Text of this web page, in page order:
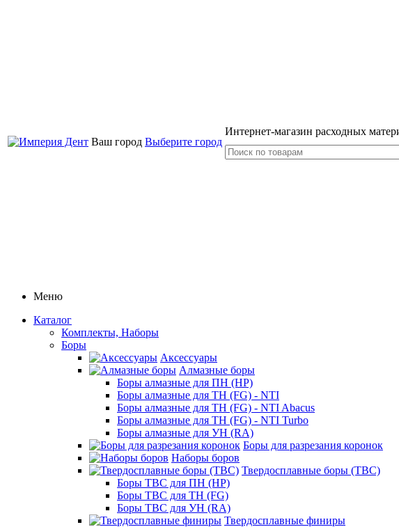
Ваш город Выберите город
Интернет-магазин расходных
Меню
Каталог
Комплекты, Наборы
Боры
Аксессуары
Алмазные боры
Боры алмазные для ПН (HP)
Боры алмазные для ТН (FG) - NTI
Боры алмазные для ТН (FG) - NTI Abacus
Боры алмазные для ТН (FG) - NTI Turbo
Боры алмазные для УН (RA)
Боры для разрезания коронок
Наборы боров
Твердосплавные боры (ТВС)
Боры ТВС для ПН (HP)
Боры ТВС для ТН (FG)
Боры ТВС для УН (RA)
Твердосплавные финиры